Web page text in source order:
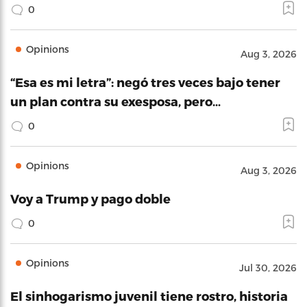
0
Opinions Aug 3, 2026
“Esa es mi letra”: negó tres veces bajo tener
un plan contra su exesposa, pero…
0
Opinions Aug 3, 2026
Voy a Trump y pago doble
0
Opinions Jul 30, 2026
El sinhogarismo juvenil tiene rostro, historia